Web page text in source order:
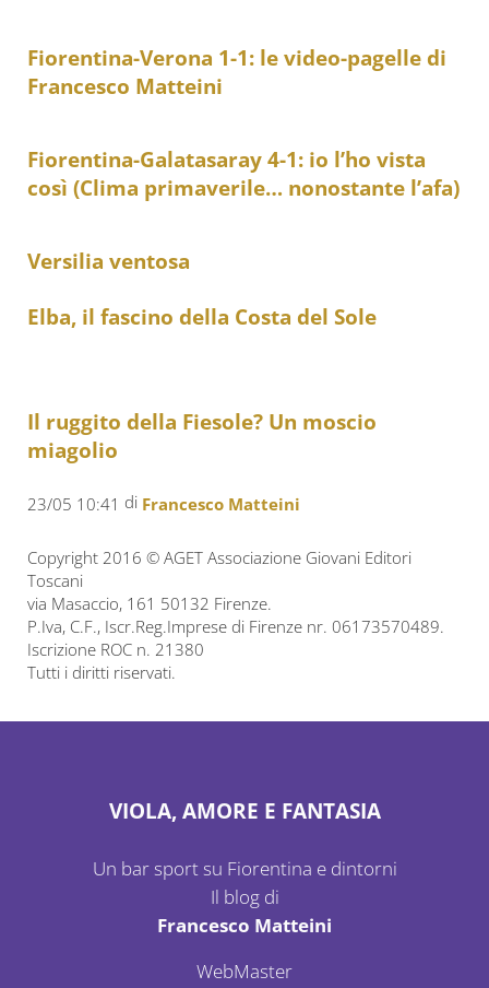
Fiorentina-Verona 1-1: le video-pagelle di
Francesco Matteini
Fiorentina-Galatasaray 4-1: io l’ho vista
così (Clima primaverile… nonostante l’afa)
Versilia ventosa
Elba, il fascino della Costa del Sole
Il ruggito della Fiesole? Un moscio
miagolio
23/05 10:41 di Francesco Matteini
Copyright 2016 © AGET Associazione Giovani Editori
Toscani
via Masaccio, 161 50132 Firenze.
P.Iva, C.F., Iscr.Reg.Imprese di Firenze nr. 06173570489.
Iscrizione ROC n. 21380
Tutti i diritti riservati.
VIOLA, AMORE E FANTASIA
Un bar sport su Fiorentina e dintorni
Il blog di
Francesco Matteini
WebMaster